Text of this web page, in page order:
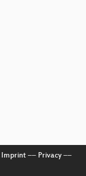
Imprint–– Privacy––